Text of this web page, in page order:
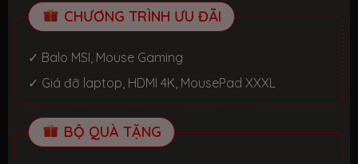
CHƯƠNG TRÌNH ƯU ĐÃI
✓ Balo MSI, Mouse Gaming
✓ Giá đỡ laptop, HDMI 4K, MousePad XXXL
BỘ QUÀ TẶNG